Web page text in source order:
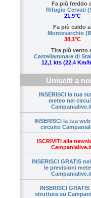
Fa più freddo
Rifugio Cervati
21,9°C
Fa più caldo
Montesarchio
38,1°C
Tira più vento
Castellammare di
12,1 kts (22,4 Km/
Unisciti a
INSERISCI la tua
meteo nel
INSERISCI la tua
circuito
ISCRIVITI alla
INSERISCI GRATIS
le previsioni
INSERISCI
struttura su